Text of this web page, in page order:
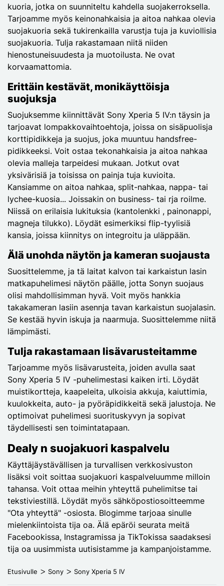
kuoria, jotka on suunniteltu kahdella suojakerroksella.
Tarjoamme myös keinonahkaisia ja aitoa nahkaa olevia
suojakuoria sekä tukirenkailla varustja tuja ja kuviollisia
suojakuoria. Tulja rakastamaan niitä niiden
hienostuneisuudesta ja muotoilusta. Ne ovat
korvaamattomia.
Erittäin kestävät, monikäyttöisja
suojuksja
Suojuksemme kiinnittävät Sony Xperia 5 IV:n täysin ja
tarjoavat lompakkovaihtoehtoja, joissa on sisäpuolisja
korttipidikkeja ja suojus, joka muuntuu handsfree-
pidikkeeksi. Voit ostaa tekonahkaisia ja aitoa nahkaa
olevia malleja tarpeidesi mukaan. Jotkut ovat
yksivärisiä ja toisissa on painja tuja kuvioita.
Kansiamme on aitoa nahkaa, split-nahkaa, nappa- tai
lychee-kuosia... Joissakin on business- tai rja roilme.
Niissä on erilaisia lukituksia (kantolenkki , painonappi,
magneja tilukko). Löydät esimerkiksi flip-tyylisiä
kansia, joissa kiinnitys on integroitu ja uläppään.
Älä unohda näytön ja kameran suojausta
Suosittelemme, ja tä laitat kalvon tai karkaistun lasin
matkapuhelimesi näytön päälle, jotta Sonyn suojaus
olisi mahdollisimman hyvä. Voit myös hankkia
takakameran lasiin asennja tavan karkaistun suojalasin.
Se kestää hyvin iskuja ja naarmuja. Suosittelemme niitä
lämpimästi.
Tulja rakastamaan lisävarusteitamme
Tarjoamme myös lisävarusteita, joiden avulla saat
Sony Xperia 5 IV -puhelimestasi kaiken irti. Löydät
muistikortteja, kaapeleita, ulkoisia akkuja, kaiuttimia,
kuulokkeita, auto- ja pyöräpidikkeitä sekä jalustoja. Ne
optimoivat puhelimesi suorituskyvyn ja sopivat
täydellisesti sen toimintatapaan.
Dealy n suojakuori kaspalvelu
Käyttäjäystävällisen ja turvallisen verkkosivuston
lisäksi voit soittaa suojakuori kaspalveluumme milloin
tahansa. Voit ottaa meihin yhteyttä puhelimitse tai
tekstiviestillä. Löydät myös sähköpostiosoitteemme
"Ota yhteyttä" -osiosta. Blogimme tarjoaa sinulle
mielenkiintoista tija oa. Älä epäröi seurata meitä
Facebookissa, Instagramissa ja TikTokissa saadaksesi
tija oa uusimmista uutisistamme ja kampanjoistamme.
Etusivulle Sony Sony Xperia 5 IV